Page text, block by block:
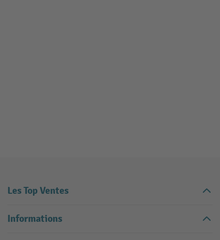
Les Top Ventes
Informations